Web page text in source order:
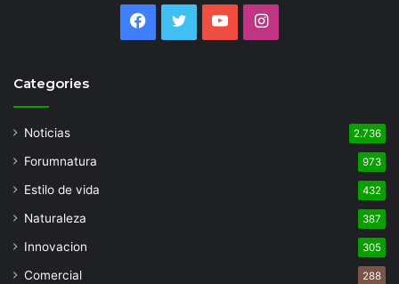
Facebook
TwitterYouTubeInstagram
Categories
Noticias 2.736
Forumnatura 973
Estilo de vida 432
Naturaleza 387
Innovacion 305
Comercial 288